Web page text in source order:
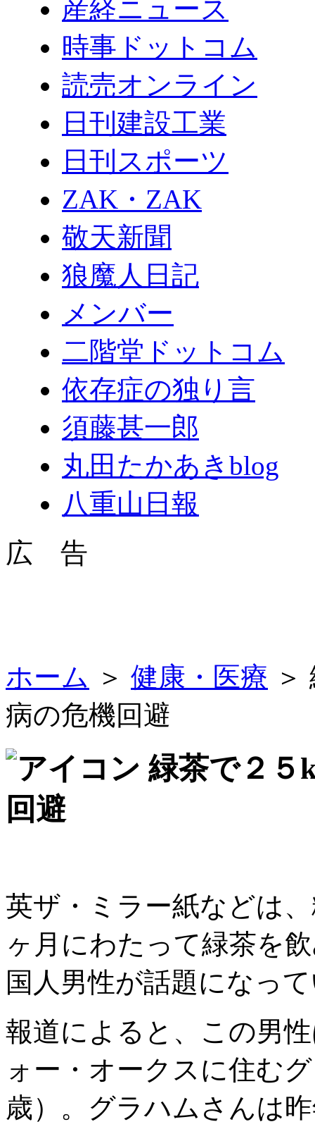
産経ニュース
時事ドットコム
読売オンライン
日刊建設工業
日刊スポーツ
ZAK・ZAK
敬天新聞
狼魔人日記
メンバー
二階堂ドットコム
依存症の独り言
須藤甚一郎
丸田たかあきblog
八重山日報
広 告
ホーム ＞ 健康・医療
病の危機回避
緑茶で２
回避
英ザ・ミラー紙などは
ヶ月にわたって緑茶を
国人男性が話題になっ
報道によると、この男
ォー・オークスに住む
歳）。グラハムさんは